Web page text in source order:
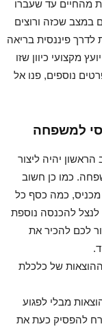
מהחיים עד שעברו
במצב שכזה ורוצים
פיננסית בריאה
מקצועי כיוון שזו
נוספים, פנו אל
למשפחה
יהיה ליצור
כמו כן חשוב
כמה כסף כל
לנצל להכנסה נוספת
לכם להכיר את
של כלכלת
מבלי לפגוע
להפסיק כעת את